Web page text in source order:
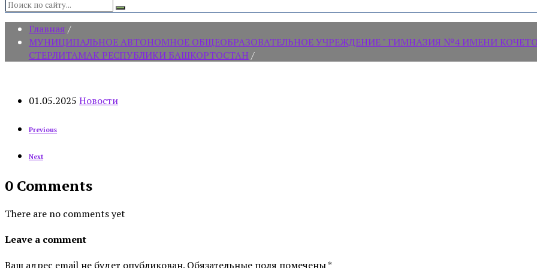
Search:
Главная /
МУНИЦИПАЛЬНОЕ АВТОНОМНОЕ ОБЩЕОБРАЗОВАТЕЛЬНОЕ УЧРЕЖДЕНИЕ " ГИМНАЗИЯ №4 ИМЕНИ
СТЕРЛИТАМАК РЕСПУБЛИКИ БАШКОРТОСТАН /
01.05.2025 Новости
Previous
Next
0 Comments
There are no comments yet
Leave a comment
Ваш адрес email не будет опубликован. Обязательные поля помечены*